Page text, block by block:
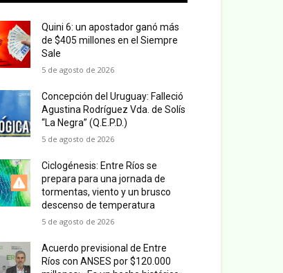
Quini 6: un apostador ganó más
de $405 millones en el Siempre
Sale
5 de agosto de 2026
Concepción del Uruguay: Falleció
Agustina Rodríguez Vda. de Solís
“La Negra” (Q.E.P.D.)
5 de agosto de 2026
Ciclogénesis: Entre Ríos se
prepara para una jornada de
tormentas, viento y un brusco
descenso de temperatura
5 de agosto de 2026
Acuerdo previsional de Entre
Ríos con ANSES por $120.000